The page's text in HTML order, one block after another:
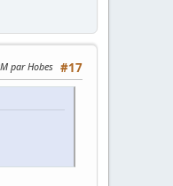
#17
par Hobes